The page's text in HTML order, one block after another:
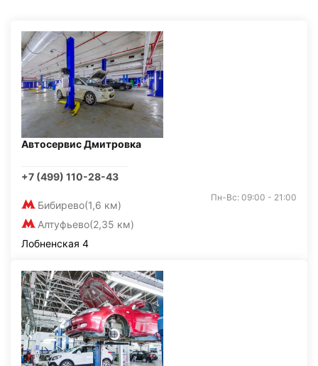
Автосервис Дмитровка
+7 (499) 110-28-43
Бибирево(1,6 км)
Алтуфьево(2,35 км)
Пн-Вс: 09:00 - 21:00
Лобненская 4